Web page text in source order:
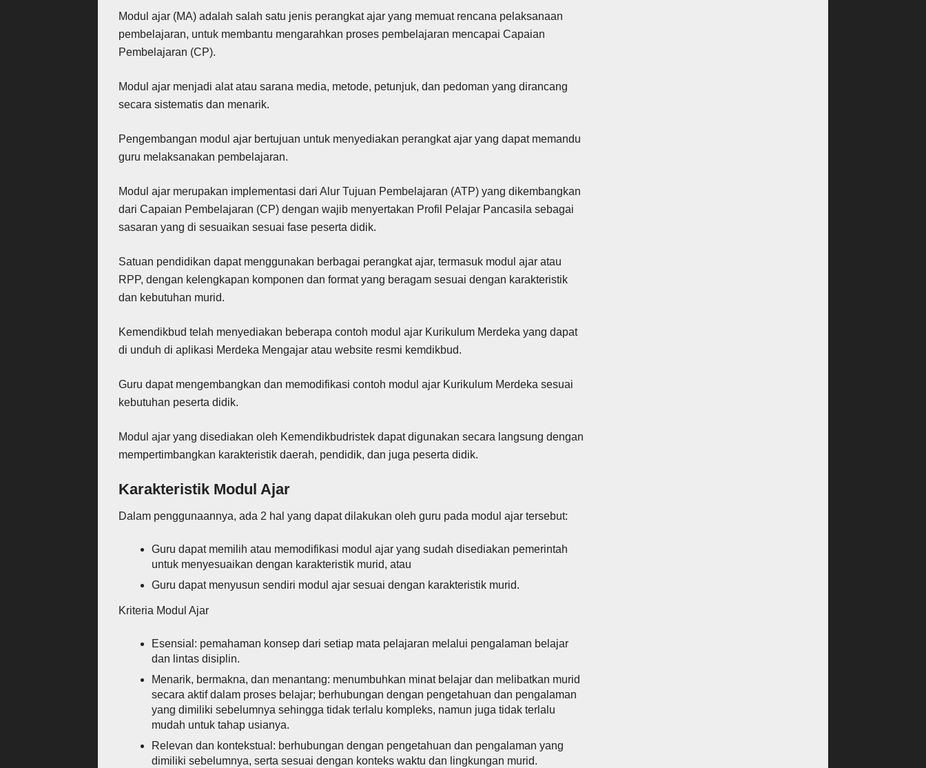
Modul ajar (MA) adalah salah satu jenis perangkat ajar yang memuat rencana pelaksanaan
pembelajaran, untuk membantu mengarahkan proses pembelajaran mencapai Capaian
Pembelajaran (CP).
Modul ajar menjadi alat atau sarana media, metode, petunjuk, dan pedoman yang dirancang
secara sistematis dan menarik.
Pengembangan modul ajar bertujuan untuk menyediakan perangkat ajar yang dapat memandu
guru melaksanakan pembelajaran.
Modul ajar merupakan implementasi dari Alur Tujuan Pembelajaran (ATP) yang dikembangkan
dari Capaian Pembelajaran (CP) dengan wajib menyertakan Profil Pelajar Pancasila sebagai
sasaran yang di sesuaikan sesuai fase peserta didik.
Satuan pendidikan dapat menggunakan berbagai perangkat ajar, termasuk modul ajar atau
RPP, dengan kelengkapan komponen dan format yang beragam sesuai dengan karakteristik
dan kebutuhan murid.
Kemendikbud telah menyediakan beberapa contoh modul ajar Kurikulum Merdeka yang dapat
di unduh di aplikasi Merdeka Mengajar atau website resmi kemdikbud.
Guru dapat mengembangkan dan memodifikasi contoh modul ajar Kurikulum Merdeka sesuai
kebutuhan peserta didik.
Modul ajar yang disediakan oleh Kemendikbudristek dapat digunakan secara langsung dengan
mempertimbangkan karakteristik daerah, pendidik, dan juga peserta didik.
Karakteristik Modul Ajar
Dalam penggunaannya, ada 2 hal yang dapat dilakukan oleh guru pada modul ajar tersebut:
Guru dapat memilih atau memodifikasi modul ajar yang sudah disediakan pemerintah
untuk menyesuaikan dengan karakteristik murid, atau
Guru dapat menyusun sendiri modul ajar sesuai dengan karakteristik murid.
Kriteria Modul Ajar
Esensial: pemahaman konsep dari setiap mata pelajaran melalui pengalaman belajar
dan lintas disiplin.
Menarik, bermakna, dan menantang: menumbuhkan minat belajar dan melibatkan murid
secara aktif dalam proses belajar; berhubungan dengan pengetahuan dan pengalaman
yang dimiliki sebelumnya sehingga tidak terlalu kompleks, namun juga tidak terlalu
mudah untuk tahap usianya.
Relevan dan kontekstual: berhubungan dengan pengetahuan dan pengalaman yang
dimiliki sebelumnya, serta sesuai dengan konteks waktu dan lingkungan murid.